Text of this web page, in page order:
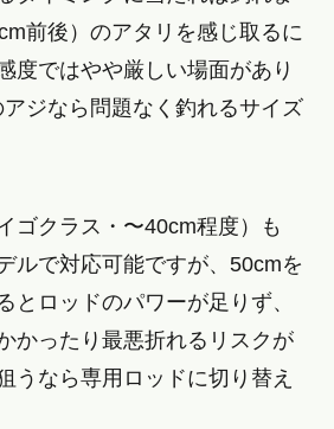
前後）のアタリを感じ取るに
度ではやや厳しい場面があり
ジなら問題なく釣れるサイズ
ゴクラス・〜40cm程度）も
ルで対応可能ですが、50cmを
とロッドのパワーが足りず、
かったり最悪折れるリスクが
うなら専用ロッドに切り替え